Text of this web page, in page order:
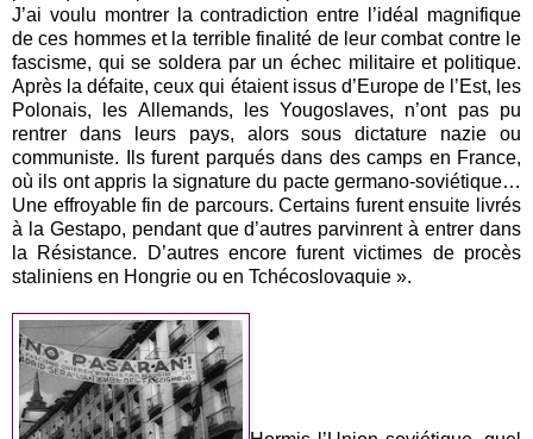
J’ai voulu montrer la contradiction entre l’idéal magnifique
de ces hommes et la terrible finalité de leur combat contre le
fascisme, qui se soldera par un échec militaire et politique.
Après la défaite, ceux qui étaient issus d’Europe de l’Est, les
Polonais, les Allemands, les Yougoslaves, n’ont pas pu
rentrer dans leurs pays, alors sous dictature nazie ou
communiste. Ils furent parqués dans des camps en France,
où ils ont appris la signature du pacte germano-soviétique…
Une effroyable fin de parcours. Certains furent ensuite livrés
à la Gestapo, pendant que d’autres parvinrent à entrer dans
la Résistance. D’autres encore furent victimes de procès
staliniens en Hongrie ou en Tchécoslovaquie ».